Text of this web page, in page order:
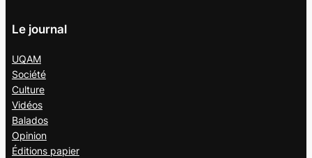
Le journal
UQAM
Société
Culture
Vidéos
Balados
Opinion
Éditions papier